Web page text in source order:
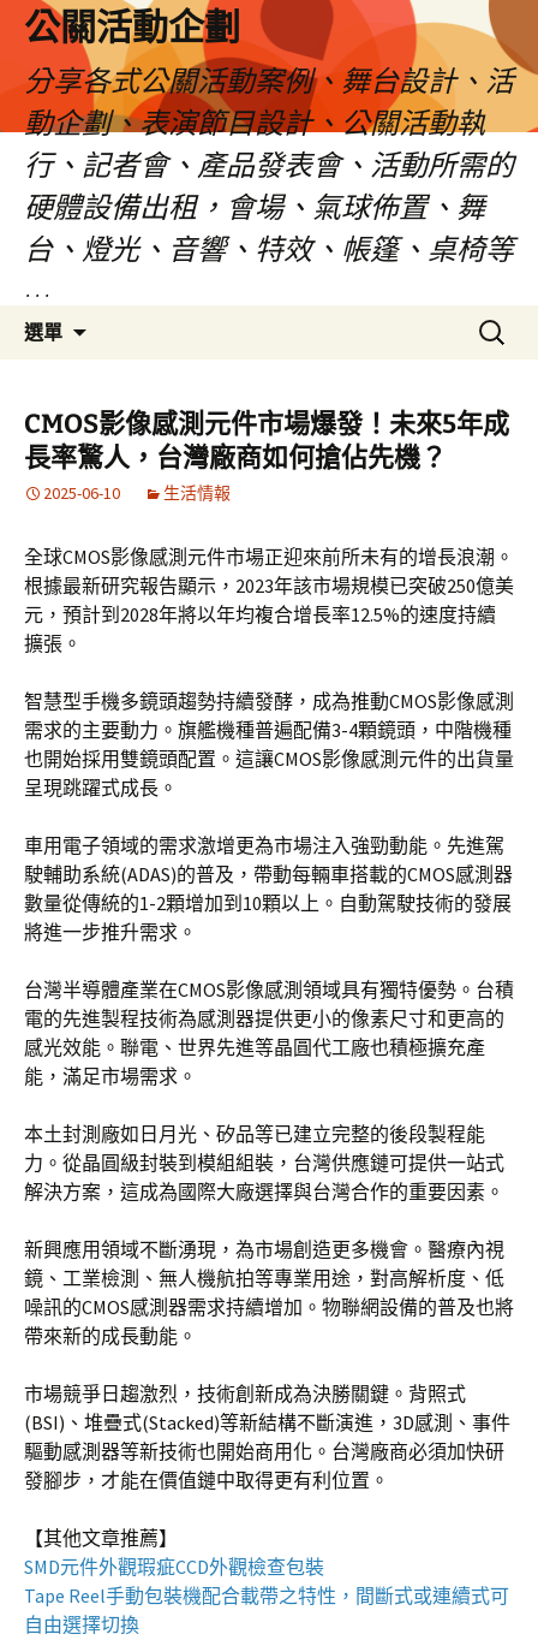
公關活動企劃
分享各式公關活動案例、舞台設計、活
動企劃、表演節目設計、公關活動執
行、記者會、產品發表會、活動所需的
硬體設備出租，會場、氣球佈置、舞
台、燈光、音響、特效、帳篷、桌椅等
…
選單
要
內
容
搜
尋
鍵
字:
CMOS影像感測元件市場爆發！未來5年成
長率驚人，台灣廠商如何搶佔先機？
2025-06-10 生活情報
全球CMOS影像感測元件市場正迎來前所未有的增長浪潮。
根據最新研究報告顯示，2023年該市場規模已突破250億美
元，預計到2028年將以年均複合增長率12.5%的速度持續
擴張。
智慧型手機多鏡頭趨勢持續發酵，成為推動CMOS影像感測
需求的主要動力。旗艦機種普遍配備3-4顆鏡頭，中階機種
也開始採用雙鏡頭配置。這讓CMOS影像感測元件的出貨量
呈現跳躍式成長。
車用電子領域的需求激增更為市場注入強勁動能。先進駕
駛輔助系統(ADAS)的普及，帶動每輛車搭載的CMOS感測器
數量從傳統的1-2顆增加到10顆以上。自動駕駛技術的發展
將進一步推升需求。
台灣半導體產業在CMOS影像感測領域具有獨特優勢。台積
電的先進製程技術為感測器提供更小的像素尺寸和更高的
感光效能。聯電、世界先進等晶圓代工廠也積極擴充產
能，滿足市場需求。
本土封測廠如日月光、矽品等已建立完整的後段製程能
力。從晶圓級封裝到模組組裝，台灣供應鏈可提供一站式
解決方案，這成為國際大廠選擇與台灣合作的重要因素。
新興應用領域不斷湧現，為市場創造更多機會。醫療內視
鏡、工業檢測、無人機航拍等專業用途，對高解析度、低
噪訊的CMOS感測器需求持續增加。物聯網設備的普及也將
帶來新的成長動能。
市場競爭日趨激烈，技術創新成為決勝關鍵。背照式
(BSI)、堆疊式(Stacked)等新結構不斷演進，3D感測、事件
驅動感測器等新技術也開始商用化。台灣廠商必須加快研
發腳步，才能在價值鏈中取得更有利位置。
【其他文章推薦】
SMD元件外觀瑕疵CCD外觀檢查包裝
Tape Reel手動包裝機配合載帶之特性，間斷式或連續式可
自由選擇切換